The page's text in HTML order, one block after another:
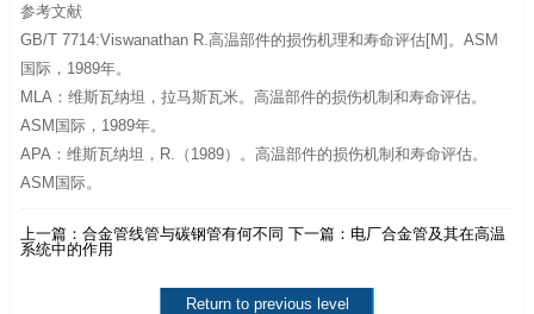
参考文献
GB/T 7714:Viswanathan R.高温部件的损伤机理和寿命评估[M]。ASM
国际，1989年。
MLA：维斯瓦纳坦，拉马斯瓦米。高温部件的损伤机制和寿命评估。
ASM国际，1989年。
APA：维斯瓦纳坦，R.（1989）。高温部件的损伤机制和寿命评估。
ASM国际。
上一篇：合金管线管与碳钢管有何不同 下一篇： 电厂合金管及其在高温
系统中的作用
Return to previous level